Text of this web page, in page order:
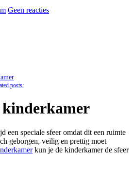
Geen reacties
posts:
kinderkamer
een speciale sfeer omdat dit een ruimte
geborgen, veilig en prettig moet
kun je de kinderkamer de sfeer